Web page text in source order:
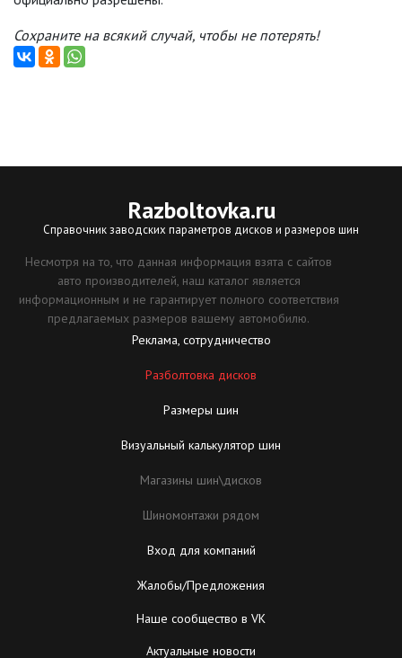
Сохраните на всякий случай, чтобы не потерять!
Razboltovka.ru
Справочник заводских параметров дисков и размеров шин
Несмотря на то, что данная информация взята с сайтов
авто производителей, наш каталог является
информационным и не гарантирует полного соответствия
предлагаемых размеров вашему автомобилю.
Реклама, сотрудничество
Разболтовка дисков
Размеры шин
Визуальный калькулятор шин
Магазины шин\дисков
Шиномонтажи рядом
Вход для компаний
Жалобы/Предложения
Наше сообщество в VK
Актуальные новости